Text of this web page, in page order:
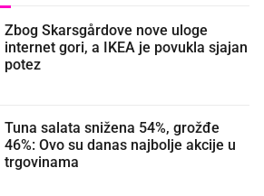
Zbog Skarsgårdove nove uloge
internet gori, a IKEA je povukla sjajan
potez
Tuna salata snižena 54%, grožđe
46%: Ovo su danas najbolje akcije u
trgovinama